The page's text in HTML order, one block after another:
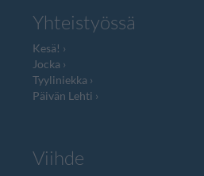
Yhteistyössä
Kesä!
Jocka
Tyyliniekka
Päivän Lehti
Viihde